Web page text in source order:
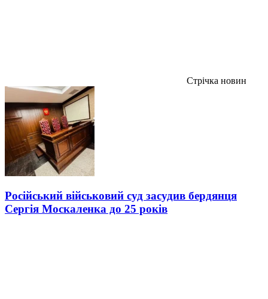
Стрічка новин
Російський військовий суд засудив бердянця
Сергія Москаленка до 25 років